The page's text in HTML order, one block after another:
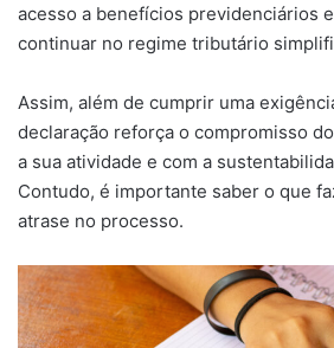
acesso a benefícios previdenciários
continuar no regime tributário
Assim, além de cumprir uma
declaração reforça o compromisso
a sua atividade e com a
Contudo, é importante saber o que
atrase no processo.